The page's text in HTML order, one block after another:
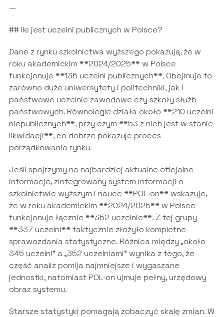
—
## Ile jest uczelni publicznych w Polsce?
Dane z rynku szkolnictwa wyższego pokazują, że w
roku akademickim **2024/2025** w Polsce
funkcjonuje **135 uczelni publicznych**. Obejmuje to
zarówno duże uniwersytety i politechniki, jak i
państwowe uczelnie zawodowe czy szkoły służb
państwowych. Równolegle działa około **210 uczelni
niepublicznych**, przy czym **53 z nich jest w stanie
likwidacji**, co dobrze pokazuje proces
porządkowania rynku.
Jeśli spojrzymy na najbardziej aktualne oficjalne
informacje, zintegrowany system informacji o
szkolnictwie wyższym i nauce **POL‑on** wskazuje,
że w roku akademickim **2024/2025** w Polsce
funkcjonuje łącznie **352 uczelnie**. Z tej grupy
**337 uczelni** faktycznie złożyło kompletne
sprawozdania statystyczne. Różnica między „około
345 uczelni” a „352 uczelniami” wynika z tego, że
część analiz pomija najmniejsze i wygaszane
jednostki, natomiast POL‑on ujmuje pełny, urzędowy
obraz systemu.
Starsze statystyki pomagają zobaczyć skalę zmian. W